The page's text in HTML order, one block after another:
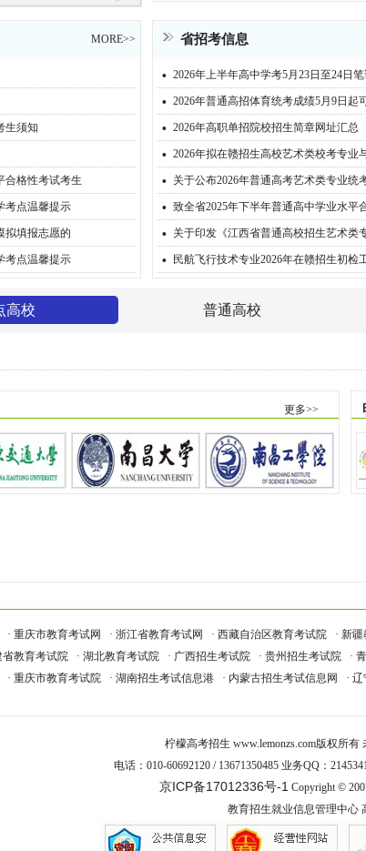
MORE>>
生须知
合格性考试考生
考点温馨提示
拟填报志愿的
考点温馨提示
省招考信息
· 2026年上半年高中学考5月23日至24日
· 2026年普通高招体育统考成绩5月9日起
· 2026年高职单招院校招生简章网址汇总
· 2026年拟在赣招生高校艺术类校考专业
· 关于公布2026年普通高考艺术类专业统
· 致全省2025年下半年普通高中学业水平
· 关于印发《江西省普通高校招生艺术类
· 民航飞行技术专业2026年在赣招生初检
高校 普通高校
更多>>
· 重庆市教育考试网 · 浙江省教育考试网 · 西藏自治区教育考试院 · 新
省教育考试院 · 湖北教育考试院 · 广西招生考试院 · 贵州招生考试院 ·
· 重庆市教育考试院 · 湖南招生考试信息港 · 内蒙古招生考试信息网 ·
柠檬高考招生 www.lemonzs.com版权所有
电话：010-60692120 / 13671350485 业务QQ：
京ICP备17012336号-1Copyright ©
教育招生就业信息管理中心